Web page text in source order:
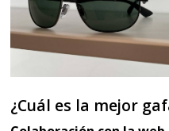
¿Cuál es la mejor